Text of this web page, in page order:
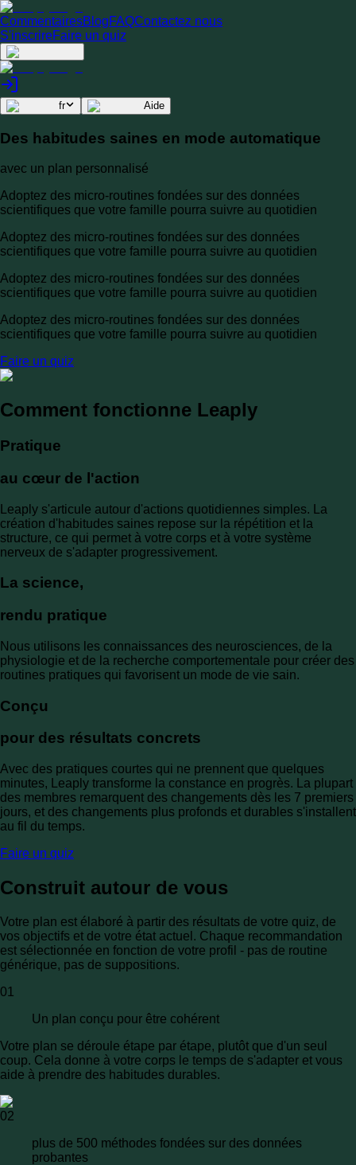
CommentairesBlogFAQContactez nous
S'inscrireFaire un quiz
fr Aide
Des habitudes saines en mode automatique
avec un plan personnalisé
Adoptez des micro-routines fondées sur des données
scientifiques que votre famille pourra suivre au quotidien
Adoptez des micro-routines fondées sur des données
scientifiques que votre famille pourra suivre au quotidien
Adoptez des micro-routines fondées sur des données
scientifiques que votre famille pourra suivre au quotidien
Adoptez des micro-routines fondées sur des données
scientifiques que votre famille pourra suivre au quotidien
Faire un quiz
Comment fonctionne Leaply
Pratique
au cœur de l'action
Leaply s'articule autour d'actions quotidiennes simples. La
création d'habitudes saines repose sur la répétition et la
structure, ce qui permet à votre corps et à votre système
nerveux de s'adapter progressivement.
La science,
rendu pratique
Nous utilisons les connaissances des neurosciences, de la
physiologie et de la recherche comportementale pour créer des
routines pratiques qui favorisent un mode de vie sain.
Conçu
pour des résultats concrets
Avec des pratiques courtes qui ne prennent que quelques
minutes, Leaply transforme la constance en progrès. La plupart
des membres remarquent des changements dès les 7 premiers
jours, et des changements plus profonds et durables s'installent
au fil du temps.
Faire un quiz
Construit autour de vous
Votre plan est élaboré à partir des résultats de votre quiz, de
vos objectifs et de votre état actuel. Chaque recommandation
est sélectionnée en fonction de votre profil - pas de routine
générique, pas de suppositions.
01
Un plan conçu pour être cohérent
Votre plan se déroule étape par étape, plutôt que d'un seul
coup. Cela donne à votre corps le temps de s'adapter et vous
aide à prendre des habitudes durables.
02
plus de 500 méthodes fondées sur des données
probantes